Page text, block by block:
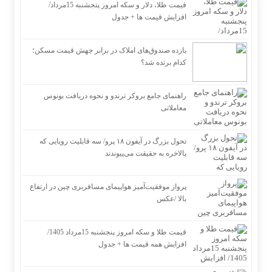
قیمت طلا، دلار و سکه امروز پنجشنبه 15مرداد/
افزایش قیمت ها + جدول
بازده صندوق‌های املاک در برابر جهش قیمت مسکن؛
کدام برنده شد؟
راهنمای جامع بروکر ترندو و نحوه دریافت بونوس
معاملاتی
تحول بزرگ در آیفون ۱۸ پرو/ سه قابلیت رویایی که
بالاخره به حقیقت می‌پیوندند
پرواز موفقیت‌آمیز هواپیمای مسافربری چین در ارتفاع
بالا /عکس
قیمت طلا و سکه امروز پنجشنبه 15مرداد 1405/
افزایش همه قیمت ها + جدول